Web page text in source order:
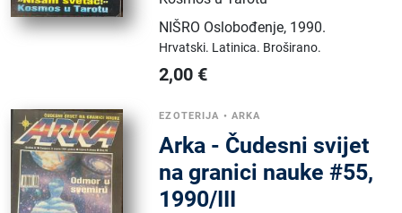
NIŠRO Oslobođenje, 1990.
Hrvatski. Latinica. Broširano.
2,00 €
EZOTERIJA • ARKA
Arka - Čudesni svijet
na granici nauke #55,
1990/III